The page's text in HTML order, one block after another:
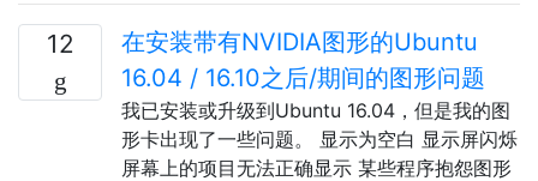
12
在安装带有NVIDIA图形的Ubuntu
16.04 / 16.10之后/期间的图形问题
我已安装或升级到Ubuntu 16.04，但是我的图
形卡出现了一些问题。 显示为空白 显示屏闪烁
屏幕上的项目无法正确显示 某些程序抱怨图形